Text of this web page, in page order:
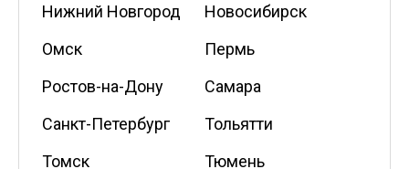
Нижний Новгород
Новосибирск
Омск
Пермь
Ростов-на-Дону
Самара
Санкт-Петербург
Тольятти
Томск
Тюмень